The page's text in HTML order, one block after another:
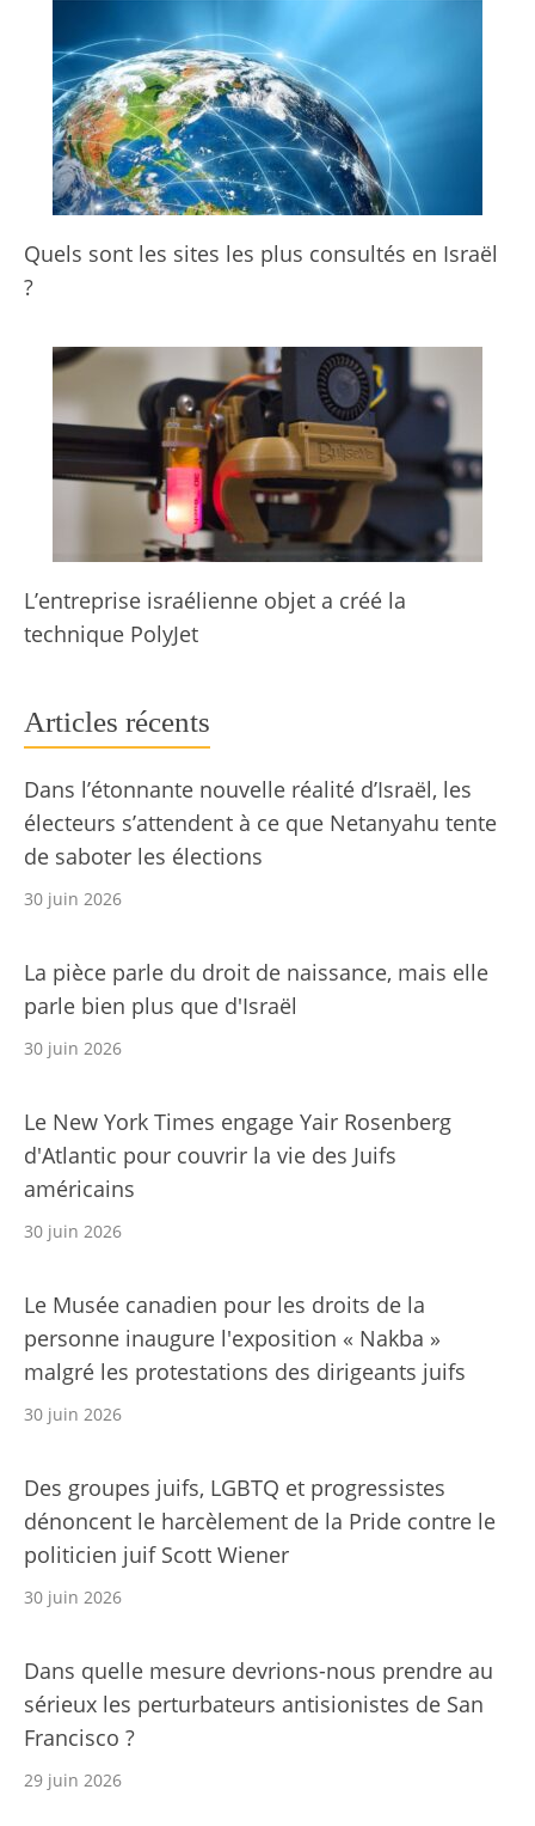
Quels sont les sites les plus consultés en Israël
?
L’entreprise israélienne objet a créé la
technique PolyJet
Articles récents
Dans l’étonnante nouvelle réalité d’Israël, les
électeurs s’attendent à ce que Netanyahu tente
de saboter les élections
30 juin 2026
La pièce parle du droit de naissance, mais elle
parle bien plus que d'Israël
30 juin 2026
Le New York Times engage Yair Rosenberg
d'Atlantic pour couvrir la vie des Juifs
américains
30 juin 2026
Le Musée canadien pour les droits de la
personne inaugure l'exposition « Nakba »
malgré les protestations des dirigeants juifs
30 juin 2026
Des groupes juifs, LGBTQ et progressistes
dénoncent le harcèlement de la Pride contre le
politicien juif Scott Wiener
30 juin 2026
Dans quelle mesure devrions-nous prendre au
sérieux les perturbateurs antisionistes de San
Francisco ?
29 juin 2026